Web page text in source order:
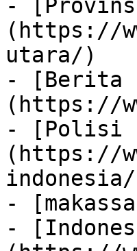
-
(https://
utara/)
- [Berita
(https://
- [Polisi
(https://
-
-